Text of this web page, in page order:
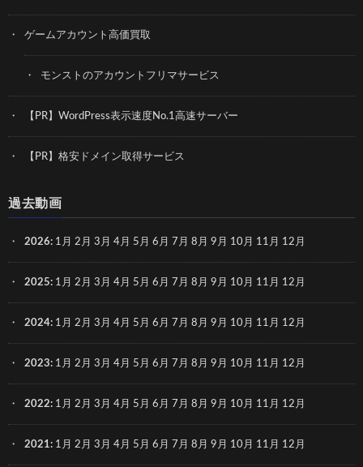
ゲームアカウント高価買取
モンストのアカウントフリマサービス
【PR】WordPress表示速度No.1高速サーバー
【PR】格安ドメイン取得サービス
過去動画
2026: 1月 2月 3月 4月 5月 6月 7月 8月 9月 10月 11月 12月
2025: 1月 2月 3月 4月 5月 6月 7月 8月 9月 10月 11月 12月
2024: 1月 2月 3月 4月 5月 6月 7月 8月 9月 10月 11月 12月
2023: 1月 2月 3月 4月 5月 6月 7月 8月 9月 10月 11月 12月
2022: 1月 2月 3月 4月 5月 6月 7月 8月 9月 10月 11月 12月
2021: 1月 2月 3月 4月 5月 6月 7月 8月 9月 10月 11月 12月